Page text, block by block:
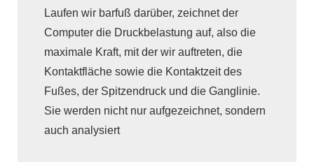
Laufen wir barfuß darüber, zeichnet der
Computer die Druckbelastung auf, also die
maximale Kraft, mit der wir auftreten, die
Kontaktfläche sowie die Kontaktzeit des
Fußes, der Spitzendruck und die Ganglinie.
Sie werden nicht nur aufgezeichnet, sondern
auch analysiert